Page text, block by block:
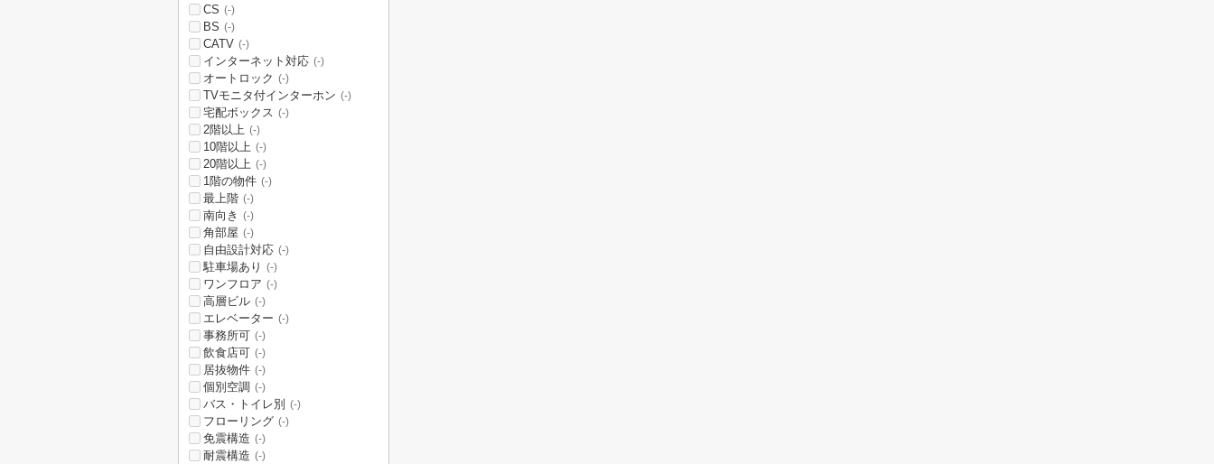
CS (-)
BS (-)
CATV (-)
インターネット対応 (-)
オートロック (-)
TVモニタ付インターホン (-)
宅配ボックス (-)
2階以上 (-)
10階以上 (-)
20階以上 (-)
1階の物件 (-)
最上階 (-)
南向き (-)
角部屋 (-)
自由設計対応 (-)
駐車場あり (-)
ワンフロア (-)
高層ビル (-)
エレベーター (-)
事務所可 (-)
飲食店可 (-)
居抜物件 (-)
個別空調 (-)
バス・トイレ別 (-)
フローリング (-)
免震構造 (-)
耐震構造 (-)